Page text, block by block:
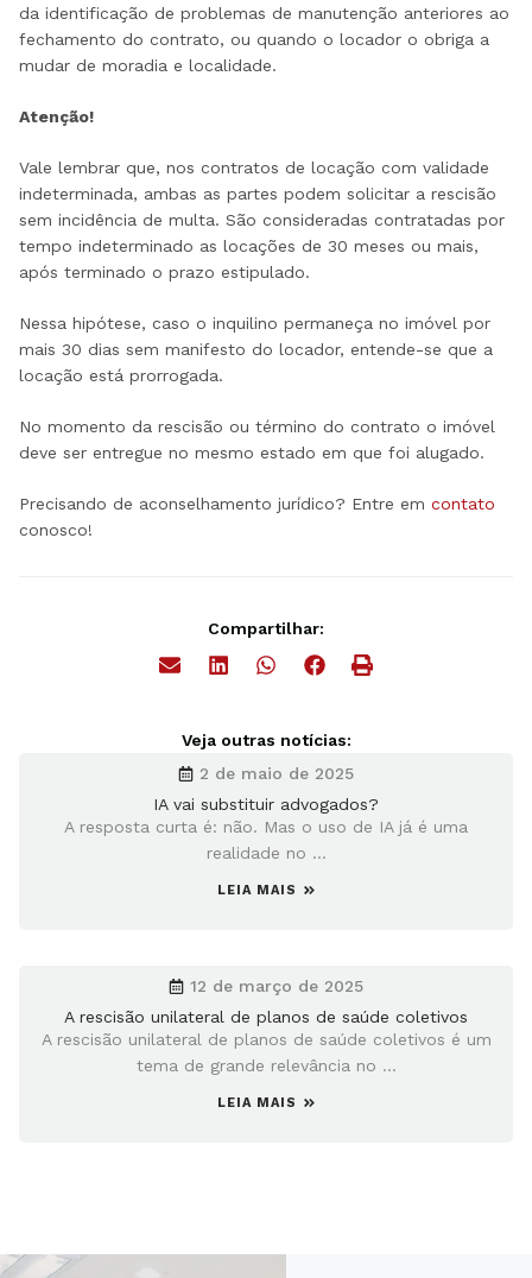
da identificação de problemas de manutenção anteriores ao
fechamento do contrato, ou quando o locador o obriga a
mudar de moradia e localidade.
Atenção!
Vale lembrar que, nos contratos de locação com validade
indeterminada, ambas as partes podem solicitar a rescisão
sem incidência de multa. São consideradas contratadas por
tempo indeterminado as locações de 30 meses ou mais,
após terminado o prazo estipulado.
Nessa hipótese, caso o inquilino permaneça no imóvel por
mais 30 dias sem manifesto do locador, entende-se que a
locação está prorrogada.
No momento da rescisão ou término do contrato o imóvel
deve ser entregue no mesmo estado em que foi alugado.
Precisando de aconselhamento jurídico? Entre em contato
conosco!
Compartilhar:
Veja outras notícias:
2 de maio de 2025
IA vai substituir advogados?
A resposta curta é: não. Mas o uso de IA já é uma
realidade no ...
LEIA MAIS
12 de março de 2025
A rescisão unilateral de planos de saúde coletivos
A rescisão unilateral de planos de saúde coletivos é um
tema de grande relevância no ...
LEIA MAIS